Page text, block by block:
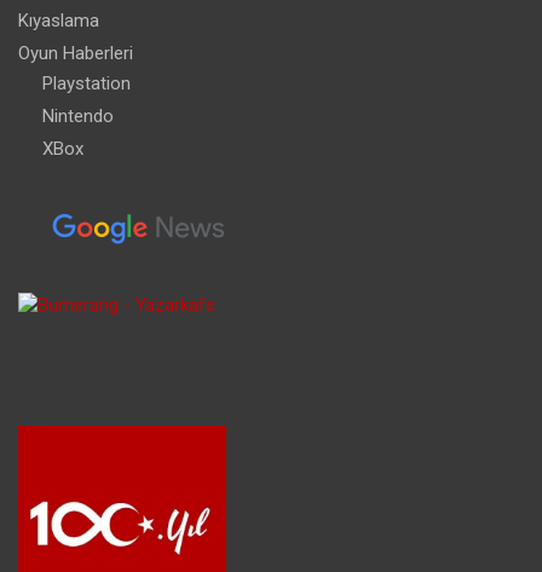
Kıyaslama
Oyun Haberleri
Playstation
Nintendo
XBox